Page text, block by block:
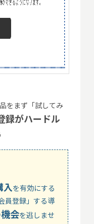
をまず「試してみ
録がハードル
入を有効にする
員登録」する導
会を逃しませ